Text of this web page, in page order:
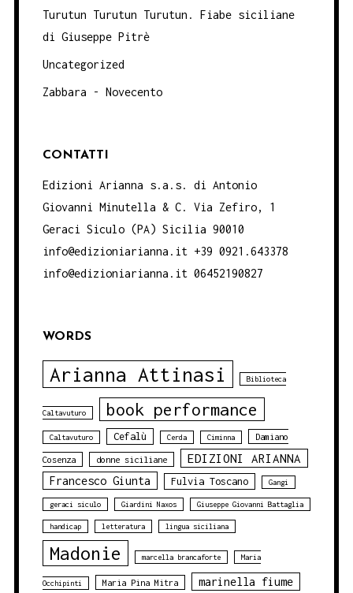
Turutun Turutun Turutun. Fiabe siciliane
di Giuseppe Pitrè
Uncategorized
Zabbara - Novecento
CONTATTI
Edizioni Arianna s.a.s. di Antonio
Giovanni Minutella & C. Via Zefiro, 1
Geraci Siculo (PA) Sicilia 90010
info@edizioniarianna.it +39 0921.643378
info@edizioniarianna.it 06452190827
WORDS
Arianna Attinasi Biblioteca
Caltavuturo book performance
Caltavuturo Cefalù Cerda Ciminna Damiano
Cosenza donne siciliane EDIZIONI ARIANNA
Francesco Giunta Fulvia Toscano Gangi
geraci siculo Giardini Naxos Giuseppe Giovanni Battaglia
handicap letteratura lingua siciliana
Madonie marcella brancaforte Maria
Occhipinti Maria Pina Mitra marinella fiume